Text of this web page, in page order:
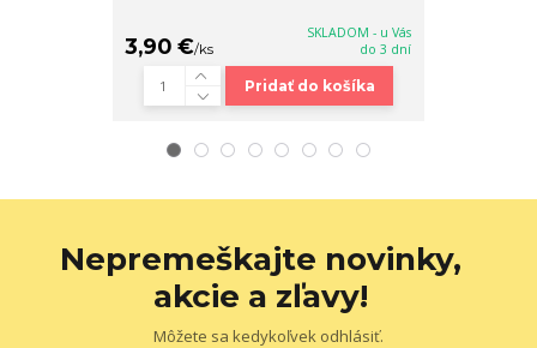
3,90 €/ks
SKLADOM - u Vás
do 3 dní
Pridať do košíka
Nepremeškajte novinky,
akcie a zľavy!
Môžete sa kedykoľvek odhlásiť.